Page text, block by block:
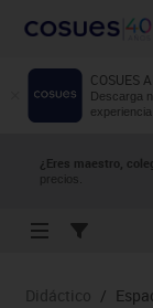
COSUES
Descarga
¿Eres maestro,
precios.
Didáctico /